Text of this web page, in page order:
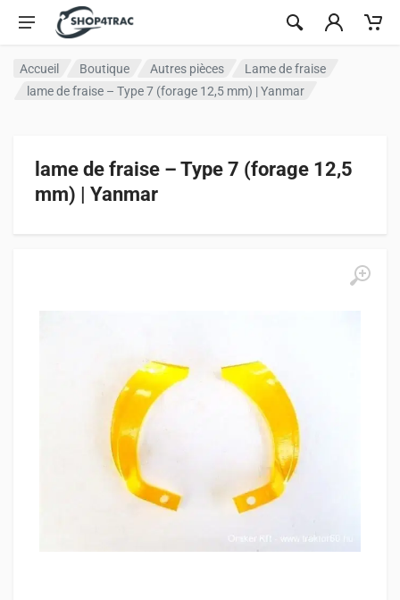
Aller au contenu
Accueil Boutique Autres pièces
Lame de fraise
lame de fraise – Type 7 (forage 12,5 mm) | Yanmar
lame de fraise – Type 7 (forage 12,5
mm) | Yanmar